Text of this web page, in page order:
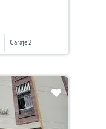
Garaje 2